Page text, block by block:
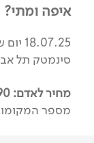
איפה ומתי?
18.07.25 יום שישי, בשעה 09:00
סינמטק תל
מחיר לאדם: 90 ש"ח
מספר